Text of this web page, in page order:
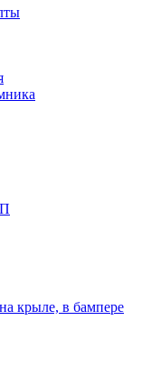
крыле, в бампере